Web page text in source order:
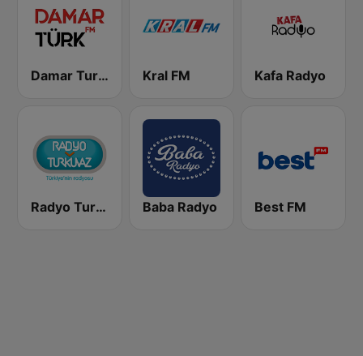
Damar Turk FM Kral FM Kafa Radyo
Radyo Turkuvaz Baba Radyo Best FM